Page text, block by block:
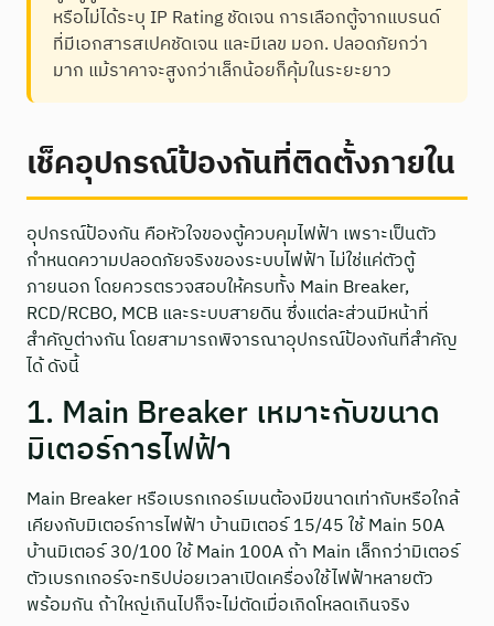
หรือไม่ได้ระบุ IP Rating ชัดเจน การเลือกตู้จากแบรนด์
ที่มีเอกสารสเปคชัดเจน และมีเลข มอก. ปลอดภัยกว่า
มาก แม้ราคาจะสูงกว่าเล็กน้อยก็คุ้มในระยะยาว
เช็คอุปกรณ์ป้องกันที่ติดตั้งภายใน
อุปกรณ์ป้องกัน คือหัวใจของตู้ควบคุมไฟฟ้า เพราะเป็นตัว
กำหนดความปลอดภัยจริงของระบบไฟฟ้า ไม่ใช่แค่ตัวตู้
ภายนอก โดยควรตรวจสอบให้ครบทั้ง Main Breaker,
RCD/RCBO, MCB และระบบสายดิน ซึ่งแต่ละส่วนมีหน้าที่
สำคัญต่างกัน โดยสามารถพิจารณาอุปกรณ์ป้องกันที่สำคัญ
ได้ ดังนี้
1. Main Breaker เหมาะกับขนาด
มิเตอร์การไฟฟ้า
Main Breaker หรือเบรกเกอร์เมนต้องมีขนาดเท่ากับหรือใกล้
เคียงกับมิเตอร์การไฟฟ้า บ้านมิเตอร์ 15/45 ใช้ Main 50A
บ้านมิเตอร์ 30/100 ใช้ Main 100A ถ้า Main เล็กกว่ามิเตอร์
ตัวเบรกเกอร์จะทริปบ่อยเวลาเปิดเครื่องใช้ไฟฟ้าหลายตัว
พร้อมกัน ถ้าใหญ่เกินไปก็จะไม่ตัดเมื่อเกิดโหลดเกินจริง